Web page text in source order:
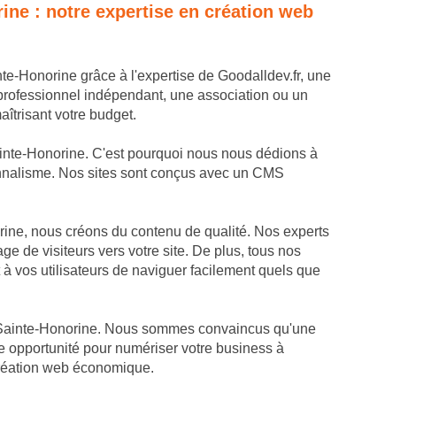
: notre expertise en création web
Honorine grâce à l'expertise de Goodalldev.fr, une
indépendant, une association ou un
votre budget.
Honorine. C'est pourquoi nous nous dédions à
Nos sites sont conçus avec un CMS
nous créons du contenu de qualité. Nos experts
de visiteurs vers votre site. De plus, tous nos
vos utilisateurs de naviguer facilement quels que
Honorine. Nous sommes convaincus qu'une
pour numériser votre business à
web économique.